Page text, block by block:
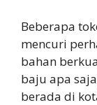
Beberapa
mencuri
bahan
baju apa
berada di